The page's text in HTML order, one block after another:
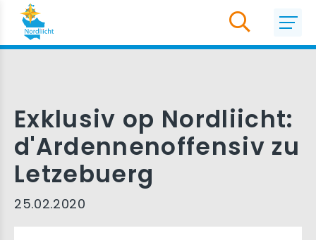
Exklusiv op Nordliicht:
d'Ardennenoffensiv zu
Letzebuerg
25.02.2020